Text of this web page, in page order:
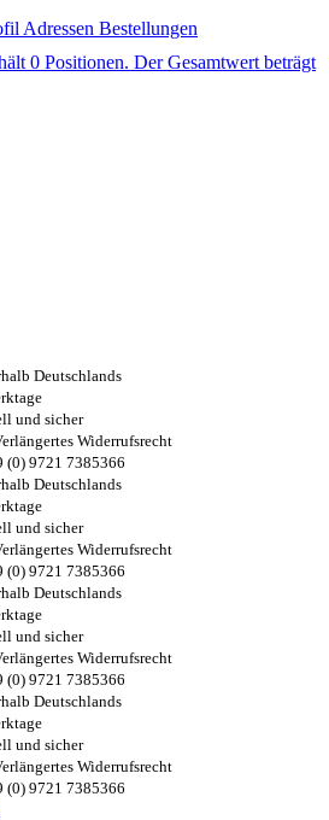
Adressen Bestellungen
0 Positionen. Der Gesamtwert beträgt
Deutschlands
und sicher
Widerrufsrecht
(0) 9721 7385366
Deutschlands
und sicher
Widerrufsrecht
(0) 9721 7385366
Deutschlands
und sicher
Widerrufsrecht
(0) 9721 7385366
Deutschlands
und sicher
Widerrufsrecht
(0) 9721 7385366